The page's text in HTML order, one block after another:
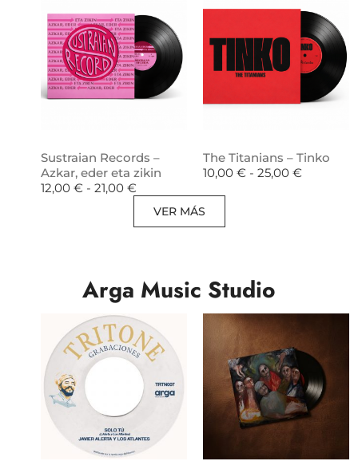
Sustraian Records –
Azkar, eder eta zikin
12,00 € - 21,00 €
The Titanians – Tinko
10,00 € - 25,00 €
VER MÁS
Arga Music Studio